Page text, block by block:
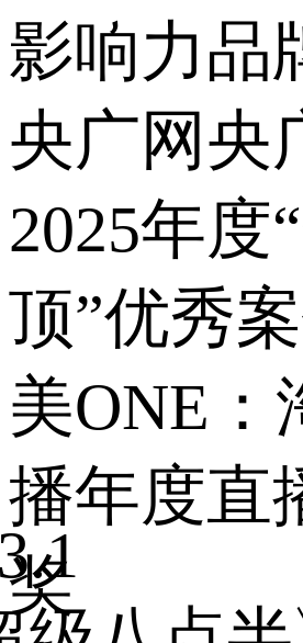
影响力品
央广网央
2025年度
顶”优秀
美ONE：
播年度直
奖